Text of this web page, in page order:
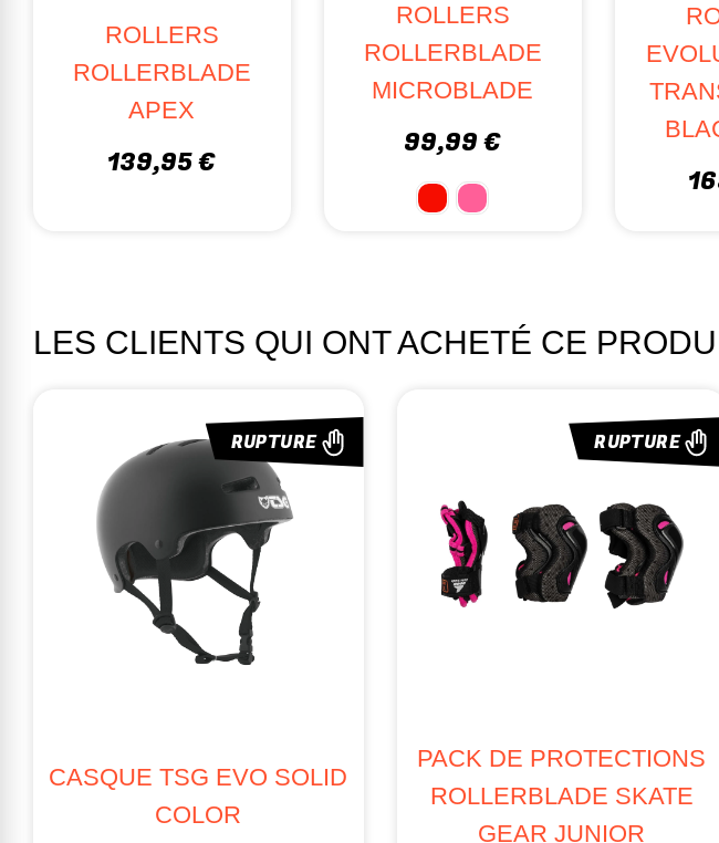
ROLLERS
ROLLERBLADE
APEX
139,95 €
ROLLERS
ROLLERBLADE
MICROBLADE
99,99 €
LES CLIENTS QUI ONT ACHETÉ CE
RUPTURE
CASQUE TSG EVO SOLID
COLOR
RUPTURE
PACK DE PROTECTIONS
ROLLERBLADE SKATE
GEAR JUNIOR